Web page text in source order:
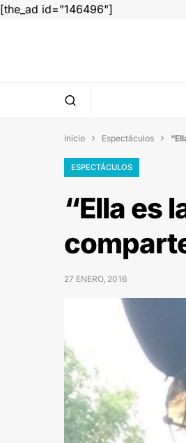
[the_ad id="146496"]
Inicio  Espectáculos 
ESPECTÁCULOS
“Ella es
27 ENERO, 2016